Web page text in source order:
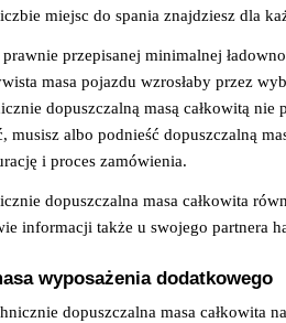
miejsc do spania znajdziesz dla
prawnie przepisanej minimalnej
masa pojazdu wzrosłaby przez
dopuszczalną masą całkowitą
musisz albo podnieść dopuszczalną
i proces zamówienia.
dopuszczalna masa całkowita
informacji także u swojego partnera
wyposażenia dodatkowego
dopuszczalna masa całkowita